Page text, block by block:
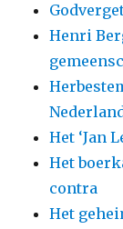
Henri
Het ‘Jan
Het
contra
Het